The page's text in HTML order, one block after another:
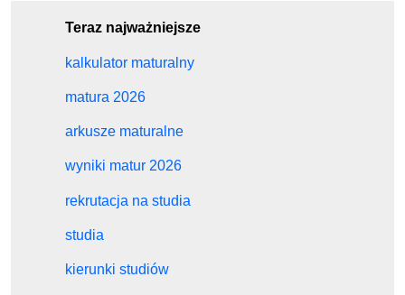
Teraz najważniejsze
kalkulator maturalny
matura 2026
arkusze maturalne
wyniki matur 2026
rekrutacja na studia
studia
kierunki studiów